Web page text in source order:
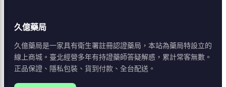
久億藥局
久億藥局是一家具有衛生署註冊認證藥局，本站為藥局特設立的
線上商城。臺北經營多年有持證藥師答疑解惑，累計常客無數。
正品保證、隱私包裝、貨到付款、全台配送。